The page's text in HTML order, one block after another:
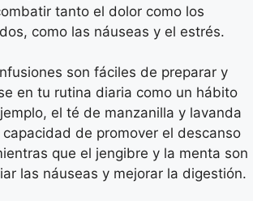
tanto el dolor como los
como las náuseas y el estrés.
son fáciles de preparar y
en tu rutina diaria como un hábito
el té de manzanilla y lavanda
de promover el descanso
que el jengibre y la menta son
las náuseas y mejorar la digestión.